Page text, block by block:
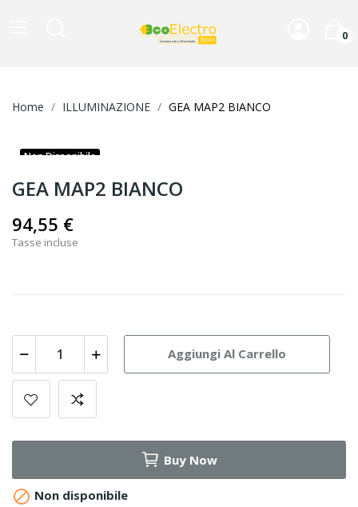
0
Home ILLUMINAZIONE GEA MAP2 BIANCO
Non Disponibile
GEA MAP2 BIANCO
94,55 €
Tasse incluse
Aggiungi Al Carrello
Buy Now
 Non disponibile